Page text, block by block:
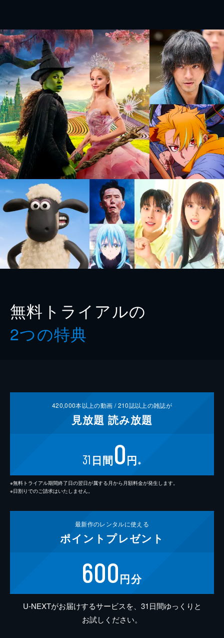
無料トライアルの
2つの特典
420,000本以上の動画 /210誌以上の雑誌が
見放題 読み放題
31 日間0円 ※
※無料トライアル期間終了日の翌日が属する月から月額料金が発生します。
※日割りでのご請求はいたしません。
最新作のレンタルに使える
ポイント プレゼント
600円分
U-NEXTがお届けするサービスを、31日間ゆっくりと
お試しください。